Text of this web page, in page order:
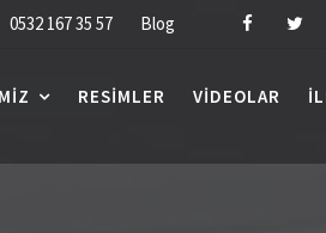
0532 167 35 57 Blog
RESIMLER VIDEOLAR